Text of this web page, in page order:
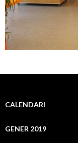
CALENDARI
GENER 2019